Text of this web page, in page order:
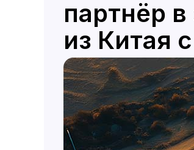
партнёр в
из Китая